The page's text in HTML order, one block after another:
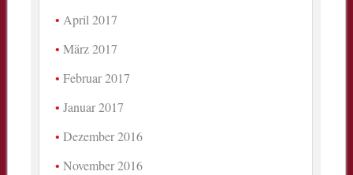
April 2017
März 2017
Februar 2017
Januar 2017
Dezember 2016
November 2016